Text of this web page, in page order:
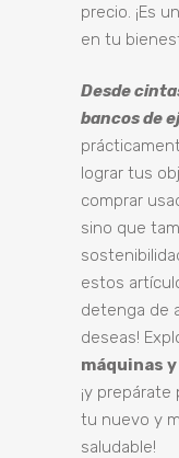
precio. ¡Es
en tu
Desde
bancos de
lograr tus
comprar
sino que
estos
detenga de
deseas!
máquinas
¡y
tu nuevo y
saludable!